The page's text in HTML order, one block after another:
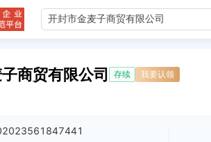
商贸有限公司 存续 我要认领